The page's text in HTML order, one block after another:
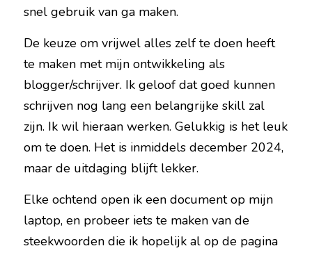
snel gebruik van ga maken.
De keuze om vrijwel alles zelf te doen heeft
te maken met mijn ontwikkeling als
blogger/schrijver. Ik geloof dat goed kunnen
schrijven nog lang een belangrijke skill zal
zijn. Ik wil hieraan werken. Gelukkig is het leuk
om te doen. Het is inmiddels december 2024,
maar de uitdaging blijft lekker.
Elke ochtend open ik een document op mijn
laptop, en probeer iets te maken van de
steekwoorden die ik hopelijk al op de pagina